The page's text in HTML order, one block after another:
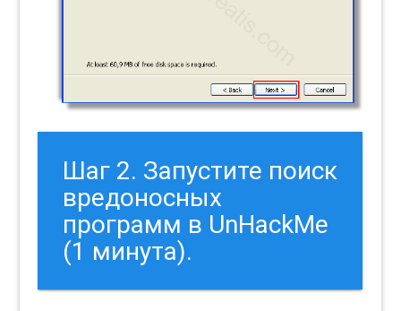
Шаг 2. Запустите поиск
вредоносных
программ в UnHackMe
(1 минута).